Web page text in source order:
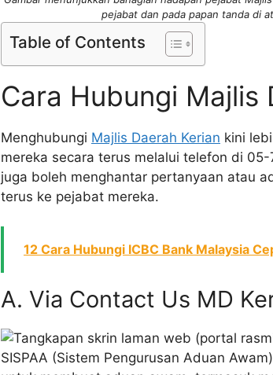
pejabat dan pada papan tanda di
Table of Contents
Cara Hubungi Majlis
Menghubungi Majlis Daerah Kerian kini
mereka secara terus melalui telefon di
juga boleh menghantar pertanyaan atau
terus ke pejabat mereka.
12 Cara Hubungi ICBC Bank Malaysia
A. Via Contact Us MD